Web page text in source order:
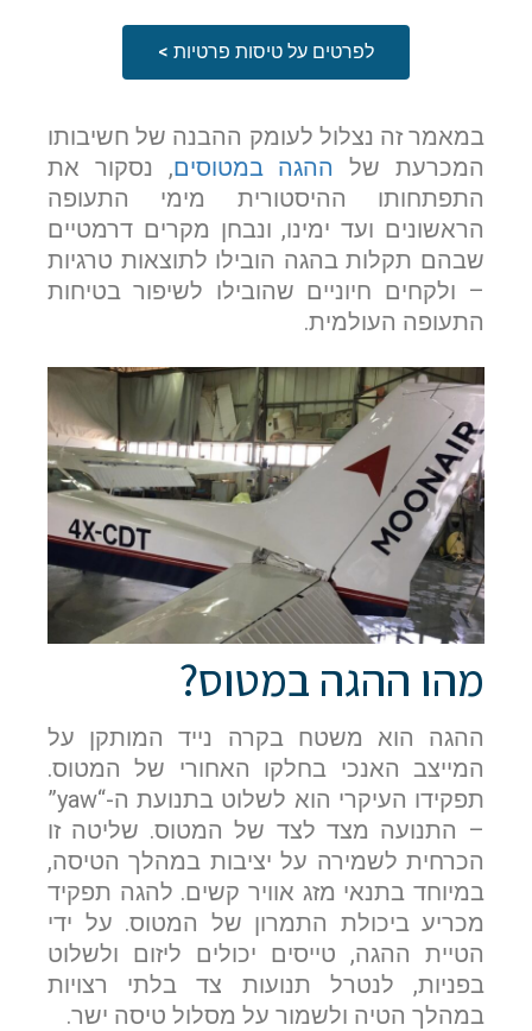
לפרטים על טיסות פרטיות >
במאמר זה נצלול לעומק ההבנה של חשיבותו
המכרעת של
ההגה במטוסים, נסקור את
התפתחותו ההיסטורית מימי התעופה
הראשונים ועד ימינו, ונבחן מקרים דרמטיים
שבהם תקלות בהגה הובילו לתוצאות טרגיות
– ולקחים חיוניים שהובילו לשיפור בטיחות
התעופה העולמית.
מהו ההגה במטוס?
ההגה הוא משטח בקרה נייד המותקן על
המייצב האנכי בחלקו האחורי של המטוס.
תפקידו העיקרי הוא לשלוט בתנועת ה-“yaw”
– התנועה מצד לצד של המטוס. שליטה זו
הכרחית לשמירה על יציבות במהלך הטיסה,
במיוחד בתנאי מזג אוויר קשים. להגה תפקיד
מכריע ביכולת התמרון של המטוס. על ידי
הטיית ההגה, טייסים יכולים ליזום ולשלוט
בפניות, לנטרל תנועות צד בלתי רצויות
במהלך הטיה ולשמור על מסלול טיסה ישר.